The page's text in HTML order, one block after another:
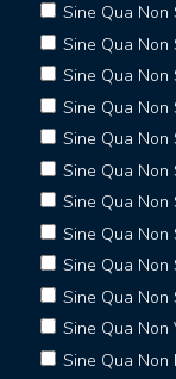
Sine Qua Non
Sine Qua Non
Sine Qua Non
Sine Qua Non
Sine Qua Non
Sine Qua Non
Sine Qua Non
Sine Qua Non
Sine Qua Non
Sine Qua Non
Sine Qua Non
Sine Qua Non